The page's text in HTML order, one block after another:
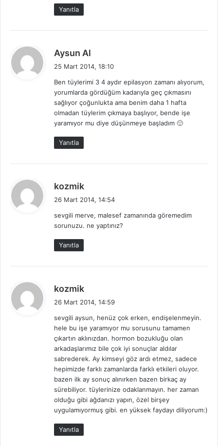
Yanıtla
Aysun Al
i
k
i
25 Mart 2014, 18:10
Ben tüylerimi 3 4 aydır epilasyon zamanı alıyorum,
yorumlarda gördüğüm kadarıyla geç çıkmasını
sağlıyor çoğunlukta ama benim daha 1 hafta
olmadan tüylerim çıkmaya başlıyor, bende işe
yaramıyor mu diye düşünmeye başladım 🙁
Yanıtla
kozmik
i
k
26 Mart 2014, 14:54
sevgili merve, malesef zamanında göremedim
sorunuzu. ne yaptınız?
Yanıtla
kozmik
i
k
i
26 Mart 2014, 14:59
sevgili aysun, henüz çok erken, endişelenmeyin.
hele bu işe yaramıyor mu sorusunu tamamen
çıkartın aklınızdan. hormon bozukluğu olan
arkadaşlarımız bile çok iyi sonuçlar aldılar
sabrederek. Ay kimseyi göz ardı etmez, sadece
hepimizde farklı zamanlarda farklı etkileri oluyor.
bazen ilk ay sonuç alınırken bazen birkaç ay
sürebiliyor. tüylerinize odaklanmayın. her zaman
olduğu gibi ağdanızı yapın, özel birşey
uygulamıyormuş gibi. en yüksek faydayı diliyorum:)
Yanıtla